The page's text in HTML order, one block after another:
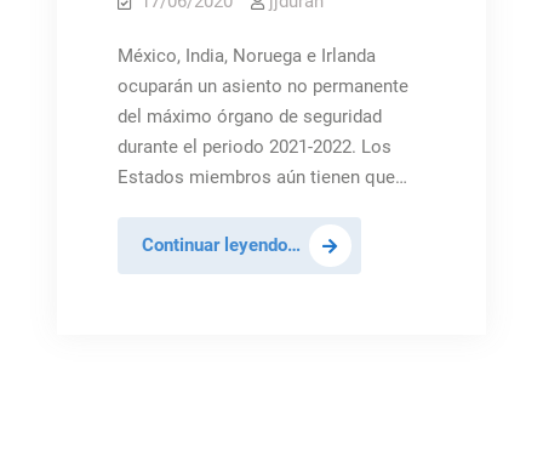
México, India, Noruega e Irlanda
ocuparán un asiento no permanente
del máximo órgano de seguridad
durante el periodo 2021-2022. Los
Estados miembros aún tienen que…
Continuar leyendo…México
ocupará